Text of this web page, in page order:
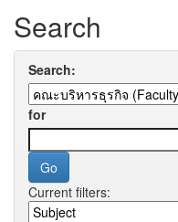
Search
Search:
for
Current filters: